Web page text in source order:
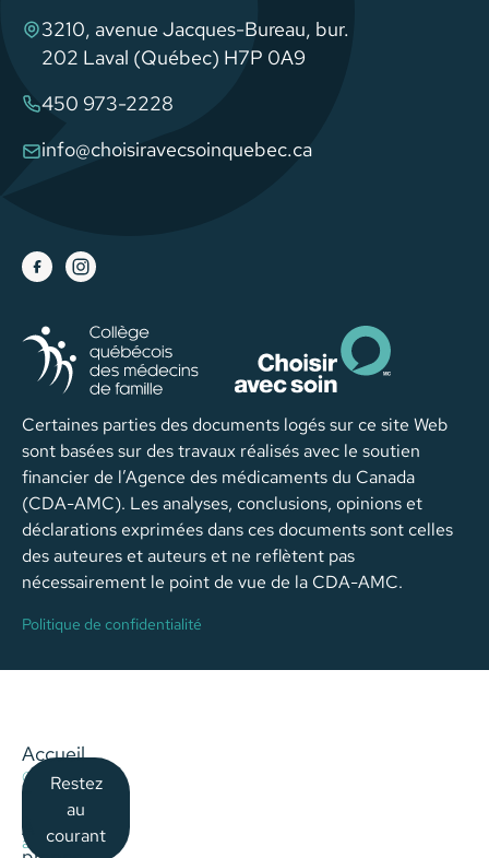
3210, avenue Jacques-Bureau, bur.
202 Laval (Québec) H7P 0A9
450 973-2228
info@choisiravecsoinquebec.ca
Certaines parties des documents logés sur ce site Web
sont basées sur des travaux réalisés avec le soutien
financier de l’Agence des médicaments du Canada
(CDA-AMC). Les analyses, conclusions, opinions et
déclarations exprimées dans ces documents sont celles
des auteures et auteurs et ne reflètent pas
nécessairement le point de vue de la CDA-AMC.
Politique de confidentialité
Accueil
–
À
©
avec
Restez
au
courant